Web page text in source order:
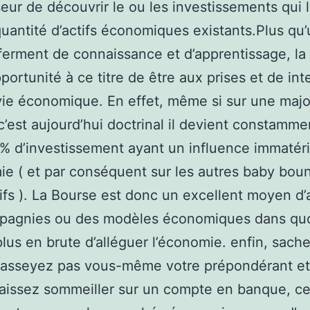
de découvrir le ou les investissements qui
d’actifs économiques existants.Plus
de connaissance et d’apprentissage, la
à ce titre de être aux prises et de
économique. En effet, même si sur une
aujourd’hui doctrinal il devient
d’investissement ayant un influence
( et par conséquent sur les autres baby
). La Bourse est donc un excellent moyen
ou des modèles économiques dans
en brute d’alléguer l’économie. enfin,
pas vous-même votre prépondérant
sommeiller sur un compte en banque,